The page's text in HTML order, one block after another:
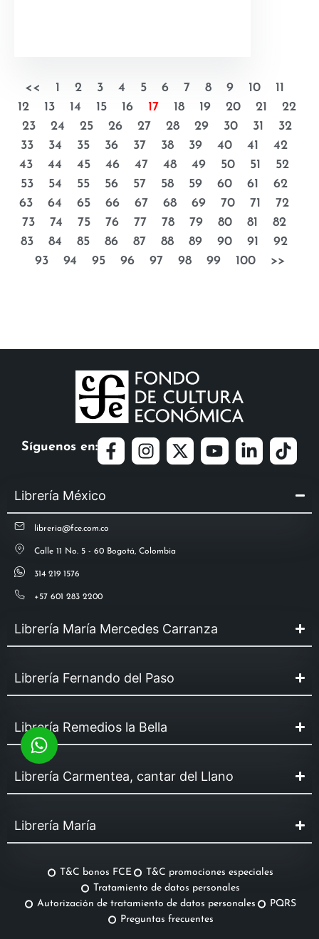
<< 1 2 3 4 5 6 7 8 9 10
11
12
13 14 15 16 17 18 19 20 21
22
23
24 25 26 27 28 29 30 31
32
33
34 35 36 37 38 39 40 41
42
43
44 45 46 47 48 49 50 51
52
53
54 55 56 57 58 59 60 61
62
63
64 65 66 67 68 69 70 71
72
73
74 75 76 77 78 79 80 81
82
83
84 85 86 87 88 89 90 91
92
93
94 95 96 97 98 99 100 >>
Síguenos en:
Librería México
libreria@fce.com.co
Calle 11 No. 5 - 60 Bogotá, Colombia
314 219 1576
+57 601 283 2200
Librería María Mercedes Carranza
Librería Fernando del Paso
Librería Remedios la Bella
Librería Carmentea, cantar del Llano
Librería María
T&C bonos FCE
T&C promociones especiales
Tratamiento de datos personales
Autorización de tratamiento de datos personales
PQRS
Preguntas frecuentes